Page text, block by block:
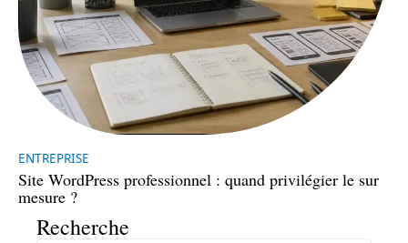
ENTREPRISE
Site WordPress professionnel : quand privilégier le sur
mesure ?
Recherche